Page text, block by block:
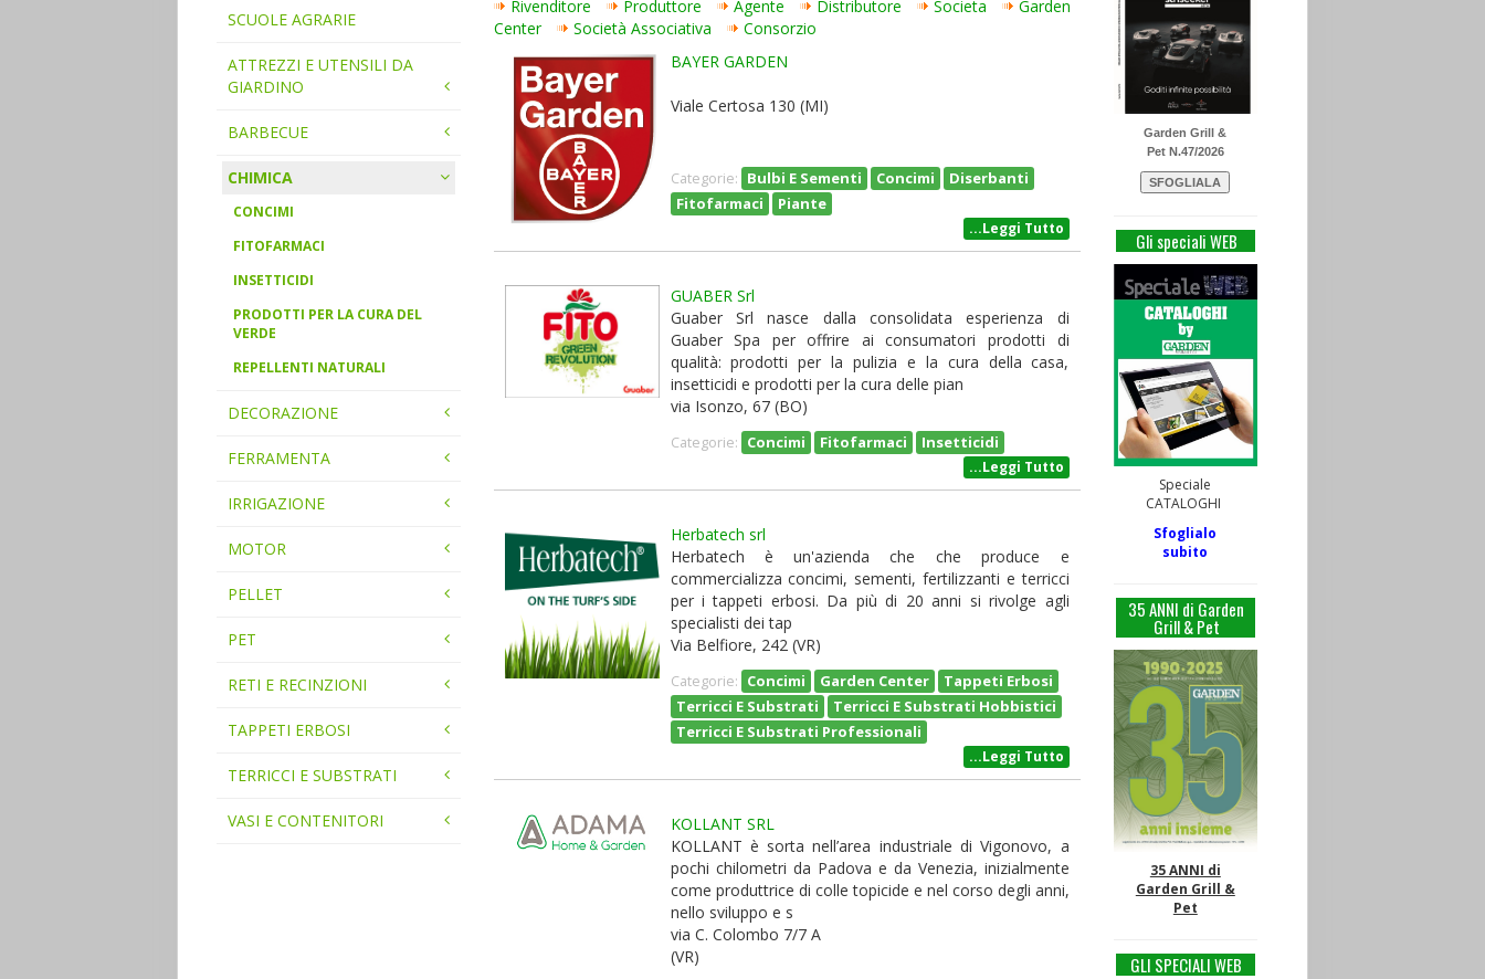
SCUOLE AGRARIE
ATTREZZI E UTENSILI DA
GIARDINO
BARBECUE
CHIMICA
CONCIMI
FITOFARMACI
INSETTICIDI
PRODOTTI PER LA CURA DEL
VERDE
REPELLENTI NATURALI
DECORAZIONE
FERRAMENTA
IRRIGAZIONE
MOTOR
PELLET
PET
RETI E RECINZIONI
TAPPETI ERBOSI
TERRICCI E SUBSTRATI
VASI E CONTENITORI
Rivenditore
Produttore Agente Distributore Societa
Garden
Center
Società Associativa
Consorzio
BAYER GARDEN
Viale Certosa 130 (MI)
Categorie: Bulbi E Sementi Concimi
Diserbanti
Fitofarmaci
Piante
...Leggi Tutto
GUABER Srl
Guaber Srl nasce dalla consolidata esperienza di
Guaber Spa per offrire ai consumatori prodotti di
qualità: prodotti per la pulizia e la cura della casa,
insetticidi e prodotti per la cura delle pian
via Isonzo, 67 (BO)
Categorie: Concimi Fitofarmaci Insetticidi
...Leggi Tutto
Herbatech srl
Herbatech è un'azienda che che produce e
commercializza concimi, sementi, fertilizzanti e terricci
per i tappeti erbosi. Da più di 20 anni si rivolge agli
specialisti dei tap
Via Belfiore, 242 (VR)
Categorie: Concimi Garden Center
Tappeti Erbosi
Terricci E Substrati
Terricci E Substrati Hobbistici
Terricci E Substrati Professionali
...Leggi Tutto
KOLLANT SRL
KOLLANT è sorta nell’area industriale di Vigonovo, a
pochi chilometri da Padova e da Venezia, inizialmente
come produttrice di colle topicide e nel corso degli anni,
nello sviluppo e s
via C. Colombo 7/7 A
(VR)
Garden Grill &
Pet N.47/2026
Gli speciali WEB
Speciale
CATALOGHI
Sfoglialo
subito
35 ANNI di Garden
Grill & Pet
35 ANNI di
Garden Grill &
Pet
GLI SPECIALI WEB